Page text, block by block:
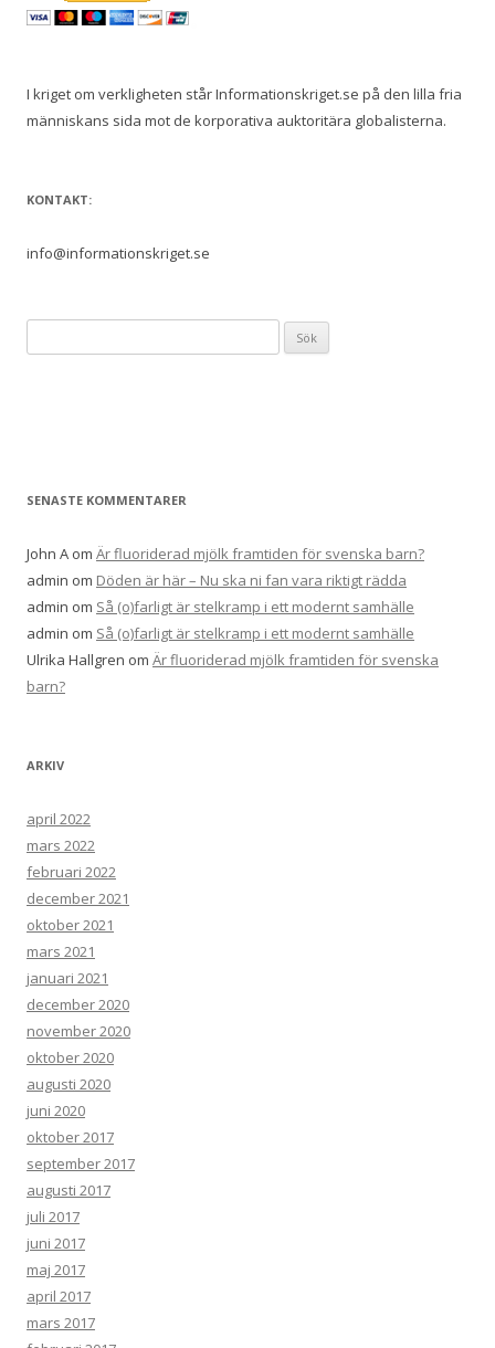
I kriget om verkligheten står Informationskriget.se på den lilla fria
människans sida mot de korporativa auktoritära globalisterna.
KONTAKT:
info@informationskriget.se
efter:
SENASTE KOMMENTARER
John A om Är fluoriderad mjölk framtiden för svenska barn?
admin om Döden är här – Nu ska ni fan vara riktigt rädda
admin om Så (o)farligt är stelkramp i ett modernt samhälle
admin om Så (o)farligt är stelkramp i ett modernt samhälle
Ulrika Hallgren om Är fluoriderad mjölk framtiden för svenska
barn?
ARKIV
april 2022
mars 2022
februari 2022
december 2021
oktober 2021
mars 2021
januari 2021
december 2020
november 2020
oktober 2020
augusti 2020
juni 2020
oktober 2017
september 2017
augusti 2017
juli 2017
juni 2017
maj 2017
april 2017
mars 2017